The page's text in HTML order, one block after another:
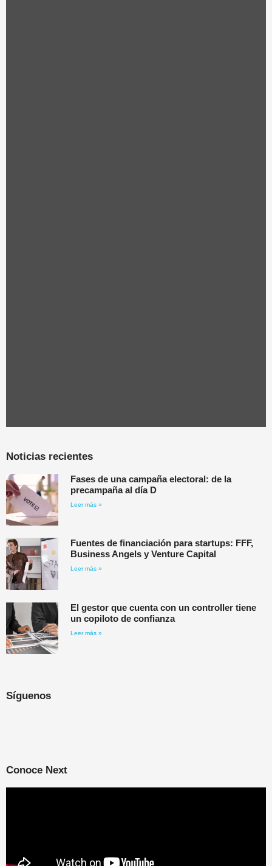
Noticias recientes
Fases de una campaña electoral: de la
precampaña al día D
Leer más »
Fuentes de financiación para startups: FFF,
Business Angels y Venture Capital
Leer más »
El gestor que cuenta con un controller tiene
un copiloto de confianza
Leer más »
Síguenos
Conoce Next